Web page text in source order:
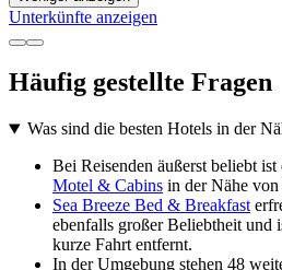
Unterkünfte anzeigen
Häufig gestellte Fragen
Was sind die besten Hotels in der
Bei Reisenden äußerst beliebt
Motel & Cabins in der Nähe
Sea Breeze Bed & Breakfast
ebenfalls großer Beliebtheit und
kurze Fahrt entfernt.
In der Umgebung stehen 48